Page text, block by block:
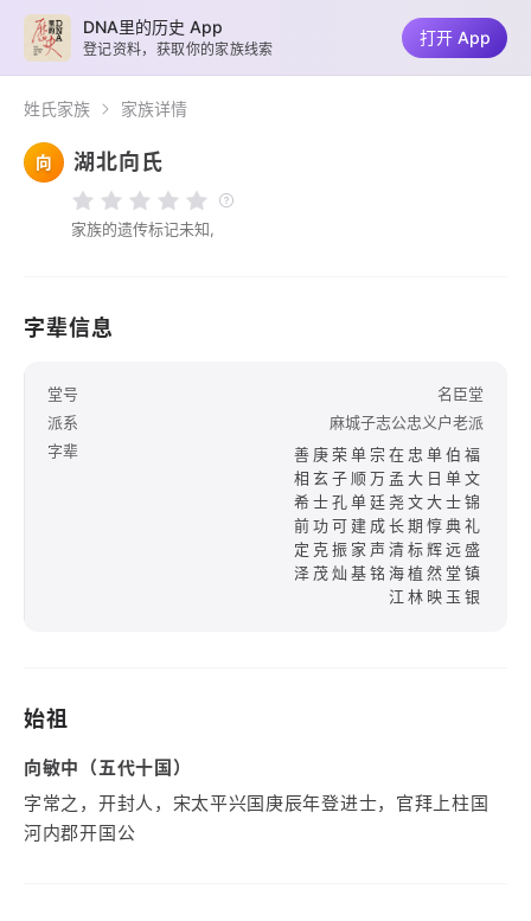
姓氏家族 家族详情
向 湖北向氏
家族的遗传标记未知,
字辈信息
堂号
名臣堂
派系
麻城子志公忠义户老派
字辈
善庚荣单宗在忠单伯福
相玄子顺万孟大日单文
希士孔单廷尧文大士锦
前功可建成长期惇典礼
定克振家声清标辉远盛
泽茂灿基铭海植然堂镇
江林映玉银
始祖
向敏中（五代十国）
字常之，开封人，宋太平兴国庚辰年登进士，官拜上柱国
河内郡开国公
DNA里的历史 App
登记资料，获取你的家族线索
打开 App